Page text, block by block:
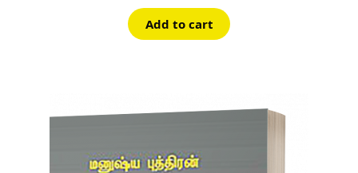
Add to cart